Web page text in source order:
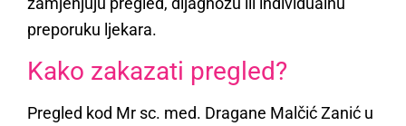
preporuku ljekara.
Kako zakazati pregled?
Pregled kod Mr sc. med. Dragane Malčić Zanić u